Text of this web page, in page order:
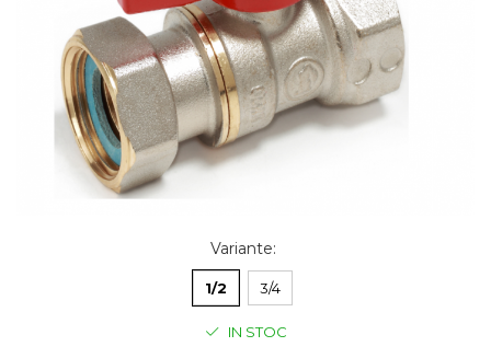
Variante:
1/2 3/4
IN STOC